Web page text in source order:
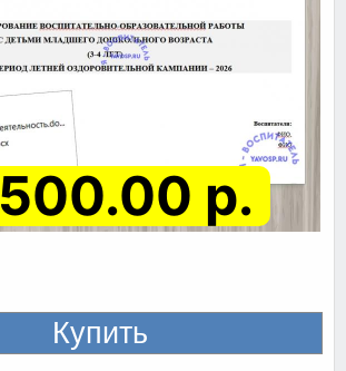
500.00 р.